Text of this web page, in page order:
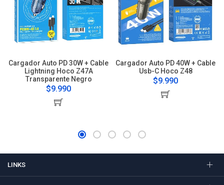
Cargador Auto PD 30W + Cable
Lightning Hoco Z47A
Transparente Negro
$9.990
Cargador Auto PD 40W + Cable
Usb-C Hoco Z48
$9.990
LINKS